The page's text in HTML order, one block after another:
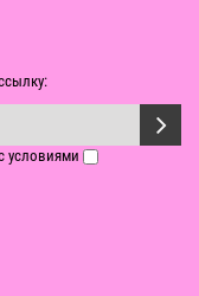
условиями